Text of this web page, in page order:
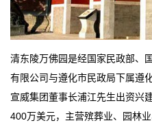
清东陵万佛园是经国家民政部、
有限公司与遵化市民政局下属遵
宣威集团董事长浦江先生出资兴
400万美元，主营殡葬业、园林